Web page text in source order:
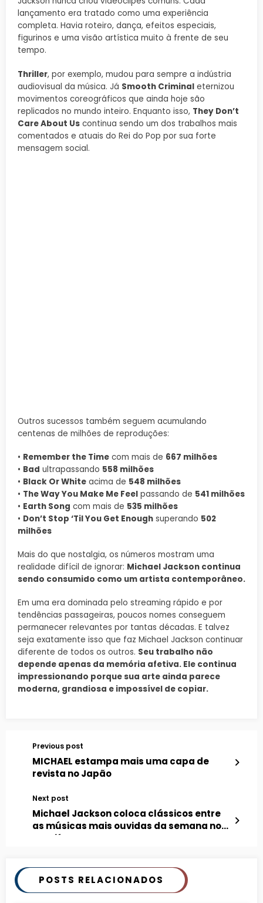
lançamento era tratado como uma experiência
completa. Havia roteiro, dança, efeitos especiais,
figurinos e uma visão artística muito à frente de seu
tempo.
Thriller, por exemplo, mudou para sempre a indústria
audiovisual da música. Já Smooth Criminal eternizou
movimentos coreográficos que ainda hoje são
replicados no mundo inteiro. Enquanto isso, They Don’t
Care About Us continua sendo um dos trabalhos mais
comentados e atuais do Rei do Pop por sua forte
mensagem social.
Outros sucessos também seguem acumulando
centenas de milhões de reproduções:
• Remember the Time com mais de 667 milhões
• Bad ultrapassando 558 milhões
• Black Or White acima de 548 milhões
• The Way You Make Me Feel passando de 541 milhões
• Earth Song com mais de 535 milhões
• Don’t Stop ‘Til You Get Enough superando 502
milhões
Mais do que nostalgia, os números mostram uma
realidade difícil de ignorar: Michael Jackson continua
sendo consumido como um artista contemporâneo.
Em uma era dominada pelo streaming rápido e por
tendências passageiras, poucos nomes conseguem
permanecer relevantes por tantas décadas. E talvez
seja exatamente isso que faz Michael Jackson continuar
diferente de todos os outros. Seu trabalho não
depende apenas da memória afetiva. Ele continua
impressionando porque sua arte ainda parece
moderna, grandiosa e impossível de copiar.
Previous post
MICHAEL estampa mais uma capa de
revista no Japão
Next post
Michael Jackson coloca clássicos entre
as músicas mais ouvidas da semana no
Spotify
POSTS RELACIONADOS